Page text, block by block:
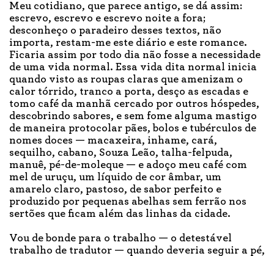
Meu cotidiano, que parece antigo, se dá assim:
escrevo, escrevo e escrevo noite a fora;
desconheço o paradeiro desses textos, não
importa, restam-me este diário e este romance.
Ficaria assim por todo dia não fosse a necessidade
de uma vida normal. Essa vida dita normal inicia
quando visto as roupas claras que amenizam o
calor tórrido, tranco a porta, desço as escadas e
tomo café da manhã cercado por outros hóspedes,
descobrindo sabores, e sem fome alguma mastigo
de maneira protocolar pães, bolos e tubérculos de
nomes doces — macaxeira, inhame, cará,
sequilho, cabano, Souza Leão, talha-felpuda,
manuê, pé-de-moleque — e adoço meu café com
mel de uruçu, um líquido de cor âmbar, um
amarelo claro, pastoso, de sabor perfeito e
produzido por pequenas abelhas sem ferrão nos
sertões que ficam além das linhas da cidade.
Vou de bonde para o trabalho — o detestável
trabalho de tradutor — quando deveria seguir a pé,